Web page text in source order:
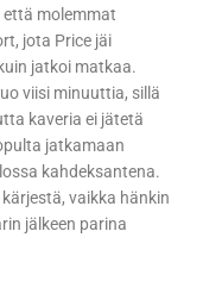
että molemmat
jota Price jäi
jatkoi matkaa.
viisi minuuttia, sillä
kaveria ei jätetä
jatkamaan
kahdeksantena.
vaikka hänkin
jälkeen parina